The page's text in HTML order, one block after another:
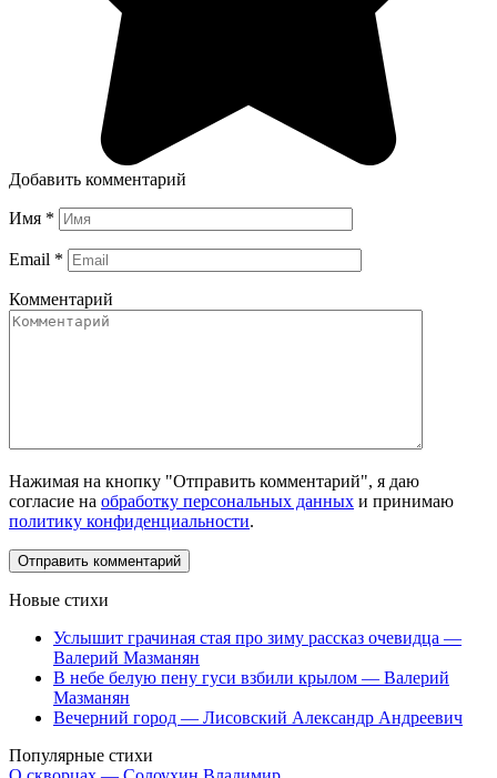
Добавить комментарий
Имя *
Email *
Комментарий
Нажимая на кнопку "Отправить комментарий", я даю
согласие на обработку персональных данных и принимаю
политику конфиденциальности.
Новые стихи
Услышит грачиная стая про зиму рассказ очевидца —
Валерий Мазманян
В небе белую пену гуси взбили крылом — Валерий
Мазманян
Вечерний город — Лисовский Александр Андреевич
Популярные стихи